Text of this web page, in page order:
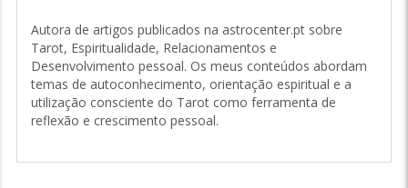
Autora de artigos publicados na astrocenter.pt sobre
Tarot, Espiritualidade, Relacionamentos e
Desenvolvimento pessoal. Os meus conteúdos abordam
temas de autoconhecimento, orientação espiritual e a
utilização consciente do Tarot como ferramenta de
reflexão e crescimento pessoal.